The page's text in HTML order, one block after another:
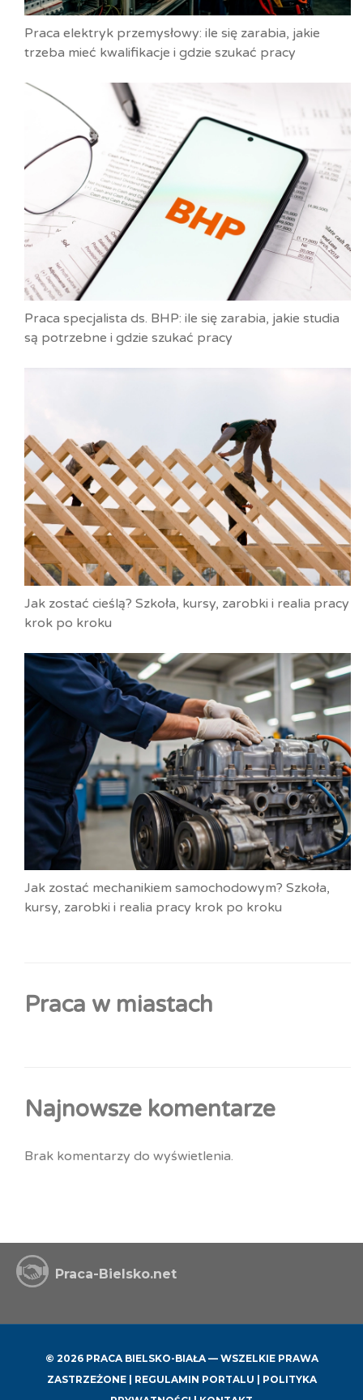
Praca elektryk przemysłowy: ile się zarabia, jakie
trzeba mieć kwalifikacje i gdzie szukać pracy
Praca specjalista ds. BHP: ile się zarabia, jakie studia
są potrzebne i gdzie szukać pracy
Jak zostać cieślą? Szkoła, kursy, zarobki i realia pracy
krok po kroku
Jak zostać mechanikiem samochodowym? Szkoła,
kursy, zarobki i realia pracy krok po kroku
Praca w miastach
Najnowsze komentarze
Brak komentarzy do wyświetlenia.
Praca-Bielsko.net
© 2026 PRACA BIELSKO-BIAŁA — WSZELKIE PRAWA
ZASTRZEŻONE | REGULAMIN PORTALU
POLITYKA